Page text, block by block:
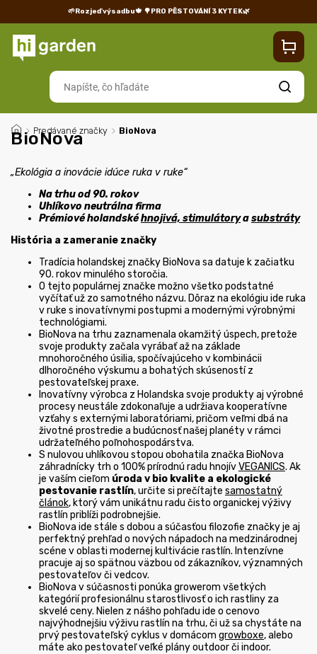
🌱Rozjeď výsadbu🍁 🌳PRO PĚSTOVÁNÍ 3 KYTEK🌿
Vrátenie/reklamácia
Hľadať
/ Predávané značky / BioNova
BioNova
„Ekológia a inovácie idúce ruka v ruke“
Na trhu od 90. rokov
Uhlíkovo neutrálna firma
Prémiové holandskéhnojivá, stimulátoryasubstráty
História a zameranie značky
Tradícia holandskej značky BioNova sa datuje k začiatku
90. rokov minulého storočia.
O tejto populárnej značke možno všetko podstatné
vyčítať už zo samotného názvu. Dôraz na ekológiu ide ruka
v ruke s inovatívnymi postupmi a modernými výrobnými
technológiami.
BioNova na trhu zaznamenala okamžitý úspech, pretože
svoje produkty začala vyrábať až na základe
mnohoročného úsilia, spočívajúceho v kombinácii
dlhoročného výskumu a bohatých skúseností z
pestovateľskej praxe.
Inovatívny výrobca z Holandska svoje produkty aj výrobné
procesy neustále zdokonaľuje a udržiava kooperatívne
vzťahy s externými laboratóriami, pričom veľmi dbá na
životné prostredie a budúcnosť našej planéty v rámci
udržateľného poľnohospodárstva.
S nulovou uhlíkovou stopou obohatila značka BioNova
záhradnícky trh o 100% prírodnú radu hnojívVEGANICS. Ak
je vaším cieľom úroda v bio kvalite a ekologické
pestovanie rastlín, určite si prečítajte samostatný
článok, ktorý vám unikátnu radu čisto organickej výživy
rastlín priblíži podrobnejšie.
BioNova ide stále s dobou a súčasťou filozofie značky je aj
perfektný prehľad o nových nápadoch na medzinárodnej
scéne v oblasti modernej kultivácie rastlín. Intenzívne
pracuje aj so spätnou väzbou od zákazníkov, významných
pestovateľov či vedcov.
BioNova v súčasnosti ponúka growerom všetkých
kategórií profesionálnu starostlivosť o ich rastliny za
skvelé ceny. Nielen z nášho pohľadu ide o cenovo
najvýhodnejšiu výživu rastlín na trhu, či už sa chystáte na
prvý pestovateľský cyklus v domácom growboxe, alebo
máte ako pestovateľ veľké plány outdoor či indoor.